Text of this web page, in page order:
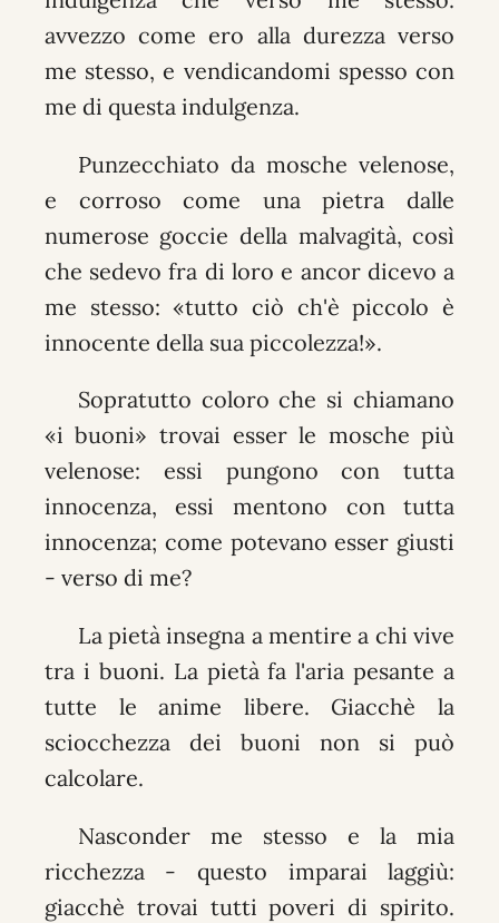
avvezzo come ero alla durezza verso
me stesso, e vendicandomi spesso con
me di questa indulgenza.
Punzecchiato da mosche velenose,
e corroso come una pietra dalle
numerose goccie della malvagità, così
che sedevo fra di loro e ancor dicevo a
me stesso: «tutto ciò ch'è piccolo è
innocente della sua piccolezza!».
Sopratutto coloro che si chiamano
«i buoni» trovai esser le mosche più
velenose: essi pungono con tutta
innocenza, essi mentono con tutta
innocenza; come potevano esser giusti
- verso di me?
La pietà insegna a mentire a chi vive
tra i buoni. La pietà fa l'aria pesante a
tutte le anime libere. Giacchè la
sciocchezza dei buoni non si può
calcolare.
Nasconder me stesso e la mia
ricchezza - questo imparai laggiù:
giacchè trovai tutti poveri di spirito.